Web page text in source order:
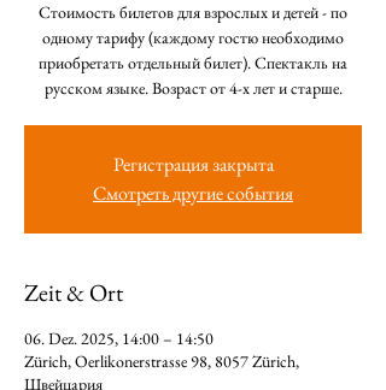
Стоимость билетов для взрослых и детей - по
одному тарифу (каждому гостю необходимо
приобретать отдельный билет). Спектакль на
русском языке. Возраст от 4-х лет и старше.
Регистрация закрыта
Смотреть другие события
Zeit & Ort
06. Dez. 2025, 14:00 – 14:50
Zürich, Oerlikonerstrasse 98, 8057 Zürich,
Швейцария